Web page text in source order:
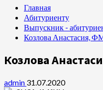
Главная
Абитуриенту
Выпускник -
Козлова Анастасия,
Козлова
admin 31.07.2020